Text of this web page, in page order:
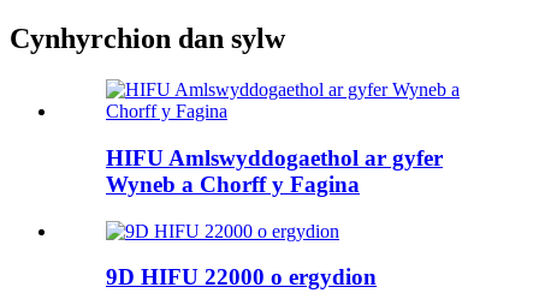
Cynhyrchion dan sylw
HIFU Amlswyddogaethol ar gyfer
Wyneb a Chorff y Fagina
9D HIFU 22000 o ergydion